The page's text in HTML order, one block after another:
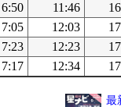
6:50 11:46
7:05 12:03
7:23 12:23
7:17 12:34
最